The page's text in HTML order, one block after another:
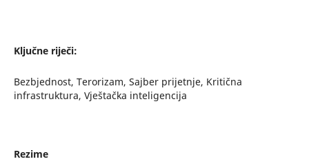
Ključne riječi:
Bezbjednost, Terorizam, Sajber prijetnje, Kritična
infrastruktura, Vještačka inteligencija
Rezime